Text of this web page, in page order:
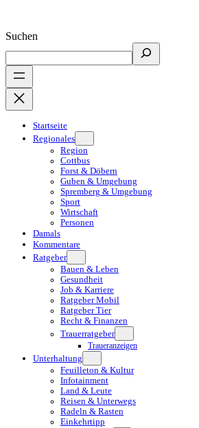
Suchen
Startseite
Regionales
Region
Cottbus
Forst & Döbern
Guben & Umgebung
Spremberg & Umgebung
Sport
Wirtschaft
Personen
Damals
Kommentare
Ratgeber
Bauen & Leben
Gesundheit
Job & Karriere
Ratgeber Mobil
Ratgeber Tier
Recht & Finanzen
Trauerratgeber
Traueranzeigen
Unterhaltung
Feuilleton & Kultur
Infotainment
Land & Leute
Reisen & Unterwegs
Radeln & Rasten
Einkehrtipp